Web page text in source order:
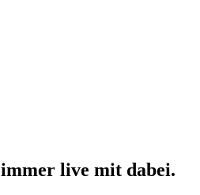
immer live mit dabei.